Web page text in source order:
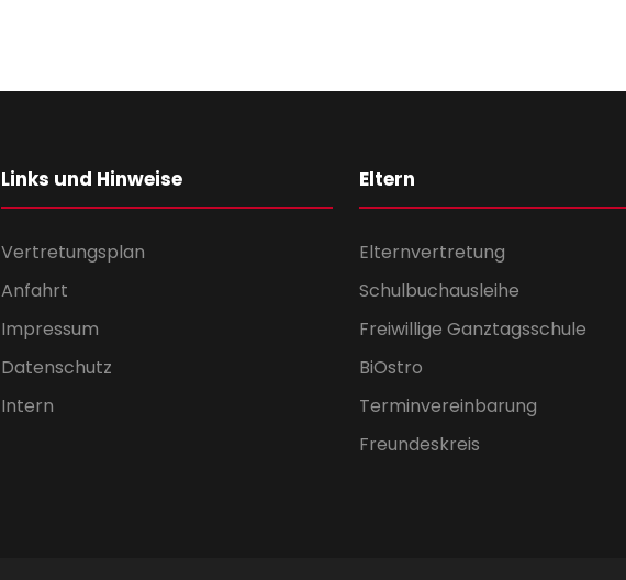
Links und Hinweise
Vertretungsplan
Anfahrt
Impressum
Datenschutz
Intern
Eltern
Elternvertretung
Schulbuchausleihe
Freiwillige Ganztagsschule
BiOstro
Terminvereinbarung
Freundeskreis